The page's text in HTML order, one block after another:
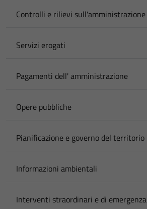
Controlli e rilievi sull'amministrazione
Servizi erogati
Pagamenti dell' amministrazione
Opere pubbliche
Pianificazione e governo del territorio
Informazioni ambientali
Interventi straordinari e di emergenza